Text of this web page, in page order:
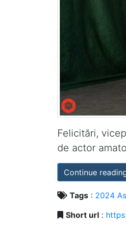
Felicitări,
de actor
Continue
Tags : 2024
Short url :